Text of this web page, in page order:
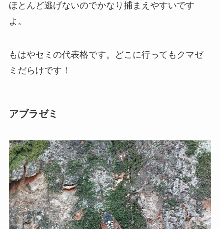
ほとんど逃げないのでかなり捕まえやすいです
よ。
もはやセミの代表格です。どこに行ってもクマゼ
ミだらけです！
アブラゼミ